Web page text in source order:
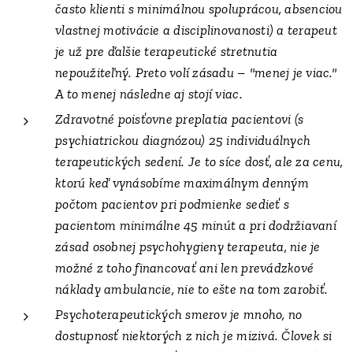
často klienti s minimálnou spoluprácou, absenciou
vlastnej motivácie a disciplinovanosti) a terapeut
je už pre ďalšie terapeutické stretnutia
nepoužiteľný. Preto volí zásadu – "menej je viac."
A to menej následne aj stojí viac.
Zdravotné poisťovne preplatia pacientovi (s
psychiatrickou diagnózou) 25 individuálnych
terapeutických sedení. Je to síce dosť, ale za cenu,
ktorú keď vynásobíme maximálnym denným
počtom pacientov pri podmienke sedieť s
pacientom minimálne 45 minút a pri dodržiavaní
zásad osobnej psychohygieny terapeuta, nie je
možné z toho financovať ani len prevádzkové
náklady ambulancie, nie to ešte na tom zarobiť.
Psychoterapeutických smerov je mnoho, no
dostupnosť niektorých z nich je mizivá. Človek si